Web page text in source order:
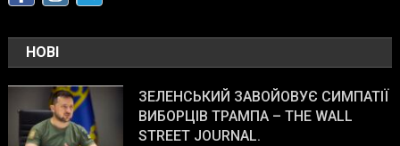
НОВІ
ЗЕЛЕНСЬКИЙ ЗАВОЙОВУЄ СИМПАТІЇ
ВИБОРЦІВ ТРАМПА – THE WALL
STREET JOURNAL.